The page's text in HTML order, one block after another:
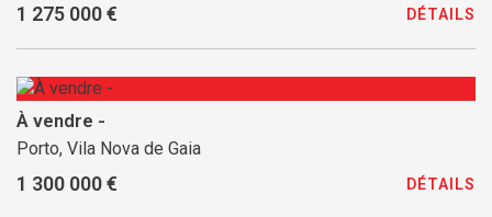
1 275 000 € DÉTAILS
À vendre -
Porto, Vila Nova de Gaia
1 300 000 € DÉTAILS